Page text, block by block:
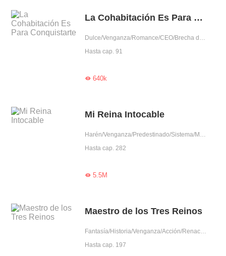
La Cohabitación Es Para Conquistarte
Dulce/Venganza/Romance/CEO/Brecha de edad/Cohabitación/Traición
Hasta cap. 91
640k
Mi Reina Intocable
Harén/Venganza/Predestinado/Sistema/Mujer poderosa
Hasta cap. 282
5.5M
Maestro de los Tres Reinos
Fantasía/Historia/Venganza/Acción/Renacimiento/Auto superación
Hasta cap. 197